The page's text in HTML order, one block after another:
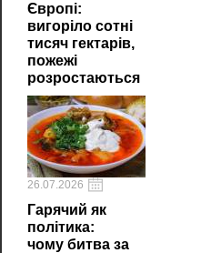
Європі:
вигоріло сотні
тисяч гектарів,
пожежі
розростаються
26.07.2026
Гарячий як
політика:
чому битва за